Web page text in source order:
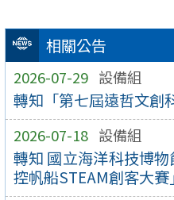
相關公告
2026-07-29 設備組
轉知「第七屆遠哲文創
2026-07-18 設備組
轉知 國立海洋科技博
控帆船STEAM創客大